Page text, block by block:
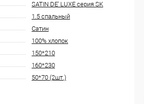
SATIN DE' LUXE серия SK
1.5 спальный
Сатин
100% хлопок
150*210
160*230
50*70 (2шт.)